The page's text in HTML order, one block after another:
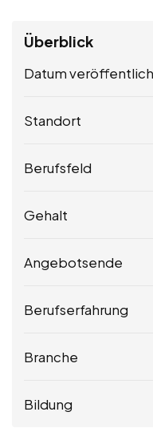
Überblick
Datum
Standort
Berufsfeld
Gehalt
Angebotsende
Berufserfahrung
Branche
Bildung